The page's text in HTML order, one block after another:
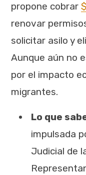
propone cobrar
renovar
solicitar asilo y
Aunque aún no
por el impacto
migrantes.
Lo que
impulsada
Judicial de